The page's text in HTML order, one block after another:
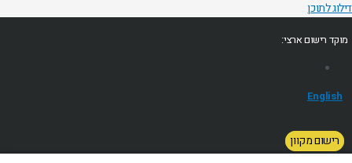
דילוג לתוכן
מוקד רישום ארצי:
English
רישום מקוון